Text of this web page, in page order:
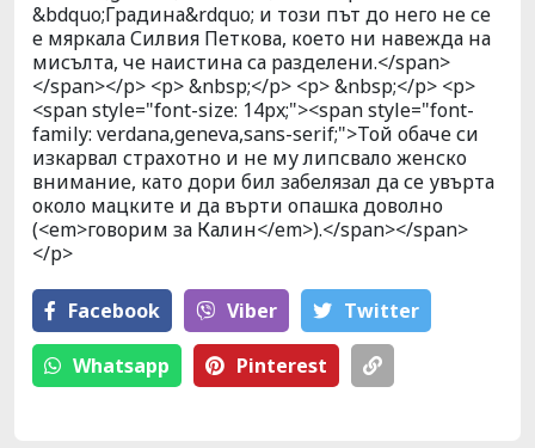
&bdquo;Градина&rdquo; и този път до него не се
е мяркала Силвия Петкова, което ни навежда на
мисълта, че наистина са разделени.</span>
</span></p> <p> &nbsp;</p> <p> &nbsp;</p> <p>
<span style="font-size: 14px;"><span style="font-
family: verdana,geneva,sans-serif;">Той обаче си
изкарвал страхотно и не му липсвало женско
внимание, като дори бил забелязал да се увърта
около мацките и да върти опашка доволно
(<em>говорим за Калин</em>).</span></span>
</p>
Facebook Viber Тwitter
Whatsapp Pinterest